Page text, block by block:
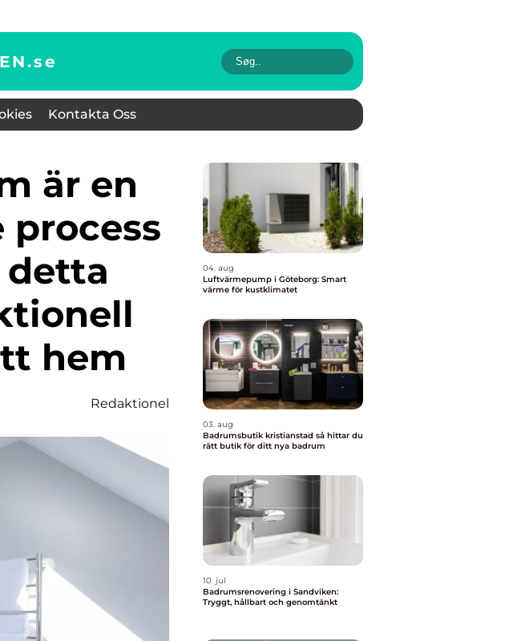
se
Kontakta Oss
detta
hem
Redaktionel
04. aug
Luftvärmepump i Göteborg: Smart
värme för kustklimatet
03. aug
Badrumsbutik kristianstad så hittar du
rätt butik för ditt nya badrum
10. jul
Badrumsrenovering i Sandviken:
Tryggt, hållbart och genomtänkt